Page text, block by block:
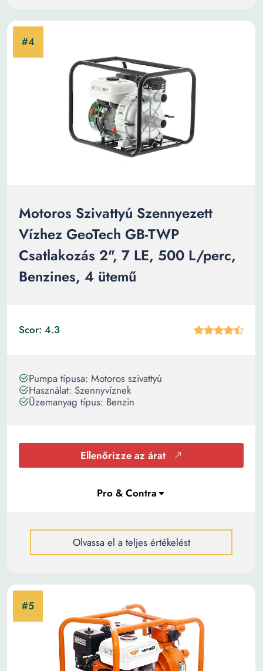
Motoros Szivattyú Szennyezett
Vízhez GeoTech GB-TWP
Csatlakozás 2", 7 LE, 500 L/perc,
Benzines, 4 ütemű
Scor: 4.3
Pumpa típusa: Motoros szivattyú
Használat: Szennyvíznek
Üzemanyag típus: Benzin
Ellenőrizze az árat
Olvassa el a teljes értékelést